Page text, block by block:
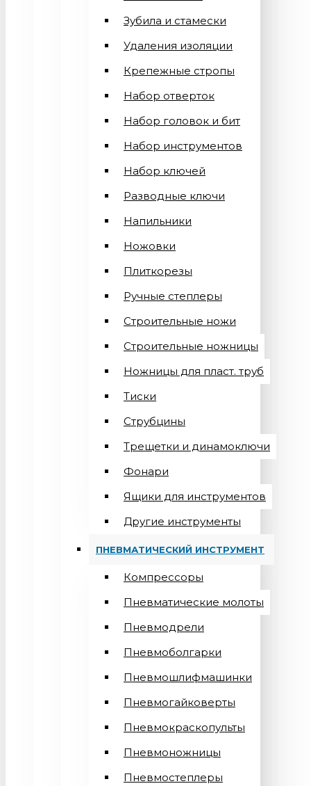
Зубила и стамески
Удаления изоляции
Крепежные стропы
Набор отверток
Набор головок и бит
Набор инструментов
Набор ключей
Разводные ключи
Напильники
Ножовки
Плиткорезы
Ручные степлеры
Строительные ножи
Строительные ножницы
Ножницы для пласт. труб
Тиски
Струбцины
Трещетки и динамоключи
Фонари
Ящики для инструментов
Другие инструменты
ПНЕВМАТИЧЕСКИЙ ИНСТРУМЕНТ
Компрессоры
Пневматические молоты
Пневмодрели
Пневмоболгарки
Пневмошлифмашинки
Пневмогайковерты
Пневмокраскопульты
Пневмоножницы
Пневмостеплеры